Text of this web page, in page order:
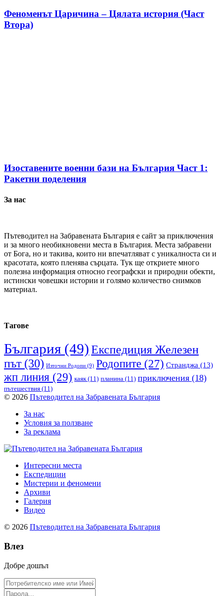
Феноменът Царичина – Цялата история (Част
Втора)
Изоставените военни бази на България Част 1:
Ракетни поделения
За нас
Пътеводител на Забравената България е сайт за приключения
и за много необикновени места в България. Места забравени
от Бога, но и такива, които ни впечатляват с уникалноста си и
красотата, която пленява сърцата. Тук ще откриете много
полезна информация относно географски и природни обекти,
истински човешки истории и голямо количество снимков
материал.
Тагове
България (49)Експедиция Железен
път(30) Източни Родопи (9) Родопите (27) Странджа (13)
жп линия (29) каяк(11) планина (11) приключения (18)
пътешествия (11)
© 2026 Пътеводител на Забравената България
За нас
Условия за ползване
За реклама
Интересни места
Експедиции
Мистерии и феномени
Архиви
Галерия
Видео
© 2026 Пътеводител на Забравената България
Влез
Добре дошъл